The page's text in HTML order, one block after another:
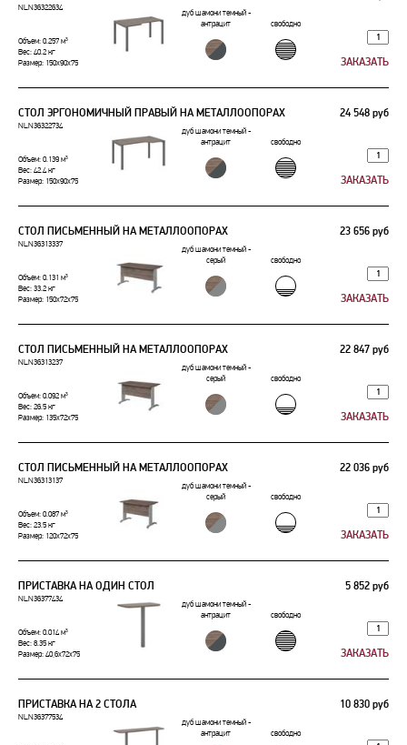
NLN36322634
дуб шамони темный -
антрацит
свободно
Объем: 0.257 м³
Вес: 40.2 кг
Размер: 150x90x75
СТОЛ ЭРГОНОМИЧНЫЙ ПРАВЫЙ НА МЕТАЛЛООПОРАХ 24 548 руб
NLN36322734
дуб шамони темный -
антрацит
свободно
Объем: 0.139 м³
Вес: 42.4 кг
Размер: 150x90x75
СТОЛ ПИСЬМЕННЫЙ НА МЕТАЛЛООПОРАХ 23 656 руб
NLN36313337
дуб шамони темный -
серый
свободно
Объем: 0.131 м³
Вес: 33.2 кг
Размер: 150x72x75
СТОЛ ПИСЬМЕННЫЙ НА МЕТАЛЛООПОРАХ 22 847 руб
NLN36313237
дуб шамони темный -
серый
свободно
Объем: 0.092 м³
Вес: 26.5 кг
Размер: 135x72x75
СТОЛ ПИСЬМЕННЫЙ НА МЕТАЛЛООПОРАХ 22 036 руб
NLN36313137
дуб шамони темный -
серый
свободно
Объем: 0.087 м³
Вес: 23.5 кг
Размер: 120x72x75
ПРИСТАВКА НА ОДИН СТОЛ 5 852 руб
NLN36377434
дуб шамони темный -
антрацит
свободно
Объем: 0.014 м³
Вес: 8.35 кг
Размер: 40,6x72x75
ПРИСТАВКА НА 2 СТОЛА 10 830 руб
NLN36377534
дуб шамони темный -
антрацит
свободно